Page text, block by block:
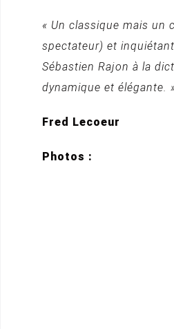
« Un classique mais un
spectateur) et
Sébastien Rajon à la
dynamique et élégante.
Fred Lecoeur
Photos :